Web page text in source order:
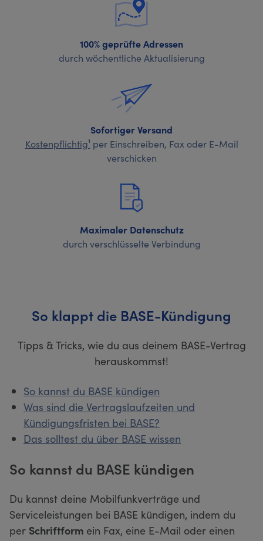
100% geprüfte Adressen
durch wöchentliche Aktualisierung
Sofortiger Versand
Kostenpflichtig¹ per Einschreiben, Fax oder E-Mail
verschicken
Maximaler Datenschutz
durch verschlüsselte Verbindung
So klappt die BASE-Kündigung
Tipps & Tricks, wie du aus deinem BASE-Vertrag
herauskommst!
So kannst du BASE kündigen
Was sind die Vertragslaufzeiten und
Kündigungsfristen bei BASE?
Das solltest du über BASE wissen
So kannst du BASE kündigen
Du kannst deine Mobilfunkverträge und
Serviceleistungen bei BASE kündigen, indem du
per Schriftform ein Fax, eine E-Mail oder einen